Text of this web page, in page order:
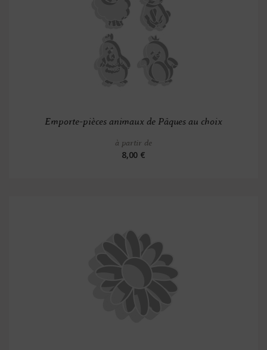
Emporte-pièces animaux de Pâques au choix
à partir de
8,00 €